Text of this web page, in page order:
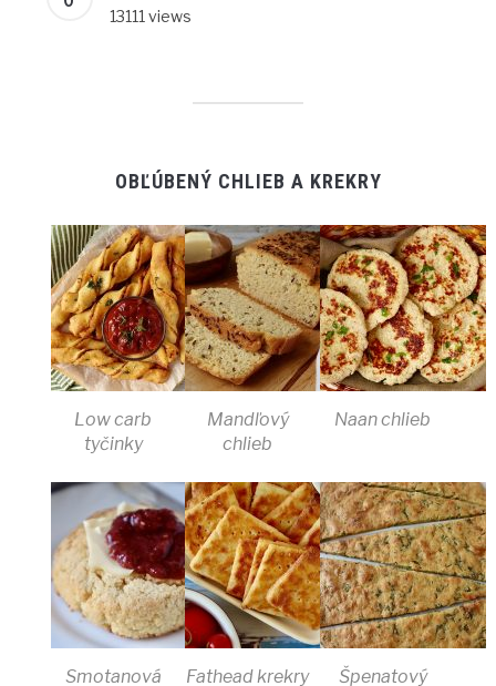
13111 views
OBĽÚBENÝ CHLIEB A KREKRY
Low carb
tyčinky
Mandľový
chlieb
Naan chlieb
Smotanová
Fathead krekry
Špenatový